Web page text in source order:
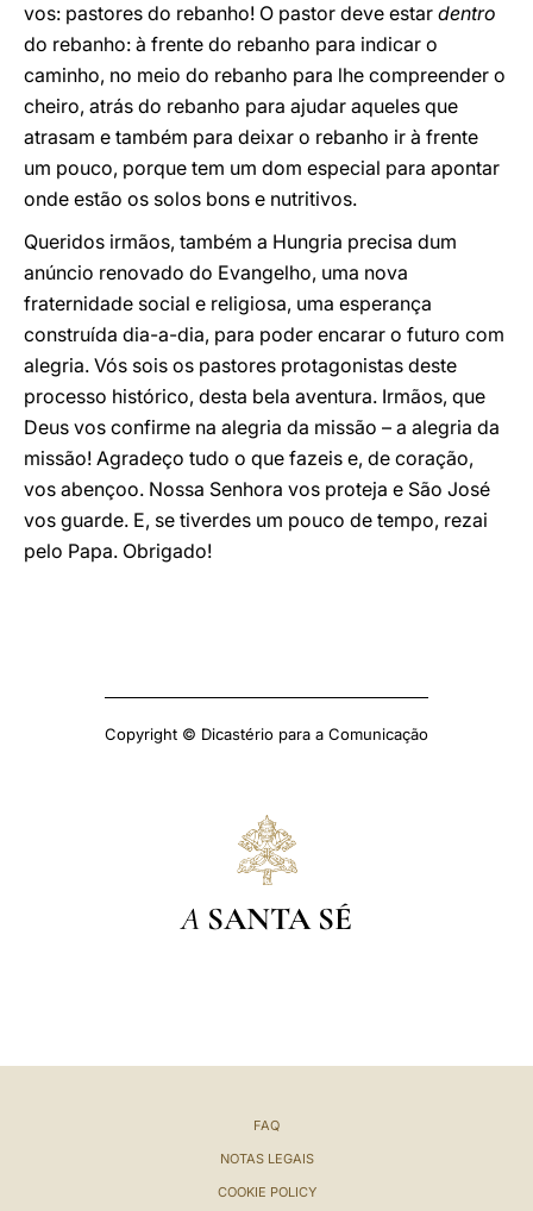
vos: pastores do rebanho! O pastor deve estar dentro
do rebanho: à frente do rebanho para indicar o
caminho, no meio do rebanho para lhe compreender o
cheiro, atrás do rebanho para ajudar aqueles que
atrasam e também para deixar o rebanho ir à frente
um pouco, porque tem um dom especial para apontar
onde estão os solos bons e nutritivos.
Queridos irmãos, também a Hungria precisa dum
anúncio renovado do Evangelho, uma nova
fraternidade social e religiosa, uma esperança
construída dia-a-dia, para poder encarar o futuro com
alegria. Vós sois os pastores protagonistas deste
processo histórico, desta bela aventura. Irmãos, que
Deus vos confirme na alegria da missão – a alegria da
missão! Agradeço tudo o que fazeis e, de coração,
vos abençoo. Nossa Senhora vos proteja e São José
vos guarde. E, se tiverdes um pouco de tempo, rezai
pelo Papa. Obrigado!
Copyright © Dicastério para a Comunicação
A SANTA SÉ
FAQ
NOTAS LEGAIS
COOKIE POLICY